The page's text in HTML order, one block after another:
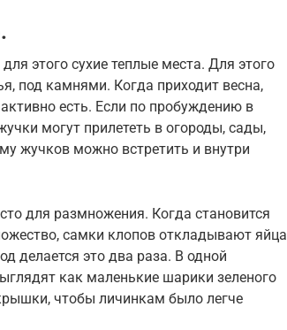
этого сухие теплые места. Для этого
под камнями. Когда приходит весна,
есть. Если по пробуждению в
могут прилететь в огороды, сады,
жучков можно встретить и внутри
для размножения. Когда становится
самки клопов откладывают яйца
делается это два раза. В одной
как маленькие шарики зеленого
чтобы личинкам было легче